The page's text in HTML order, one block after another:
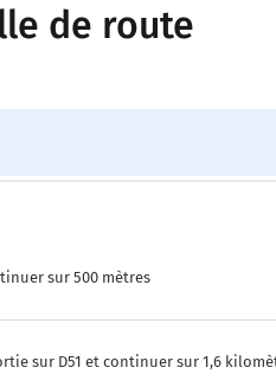
de route
sur 500 mètres
sur D51 et continuer sur 1,6